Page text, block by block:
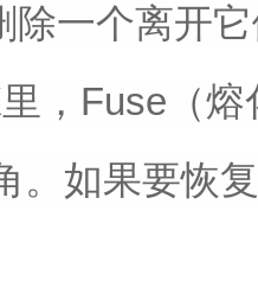
一个离开
，Fuse（
。如果要恢